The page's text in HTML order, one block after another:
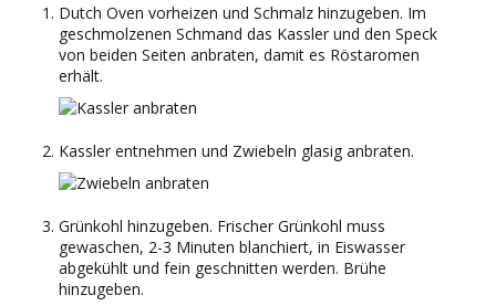
Dutch Oven vorheizen und Schmalz hinzugeben. Im
geschmolzenen Schmand das Kassler und den Speck
von beiden Seiten anbraten, damit es Röstaromen
erhält.
Kassler entnehmen und Zwiebeln glasig anbraten.
Grünkohl hinzugeben. Frischer Grünkohl muss
gewaschen, 2-3 Minuten blanchiert, in Eiswasser
abgekühlt und fein geschnitten werden. Brühe
hinzugeben.